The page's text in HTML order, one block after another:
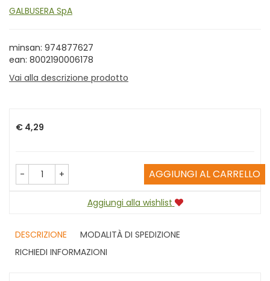
GALBUSERA SpA
minsan: 974877627
ean: 8002190006178
Vai alla descrizione prodotto
Prezzo
€ 4,29
- + AGGIUNGI AL CARRELLO
Aggiungi alla wishlist
DESCRIZIONE
MODALITÀ DI SPEDIZIONE
RICHIEDI INFORMAZIONI